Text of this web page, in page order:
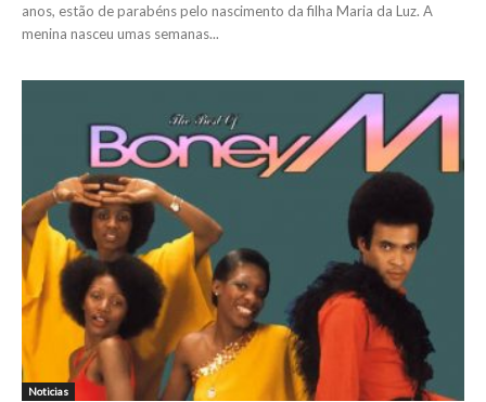
anos, estão de parabéns pelo nascimento da filha Maria da Luz. A
menina nasceu umas semanas...
Noticias